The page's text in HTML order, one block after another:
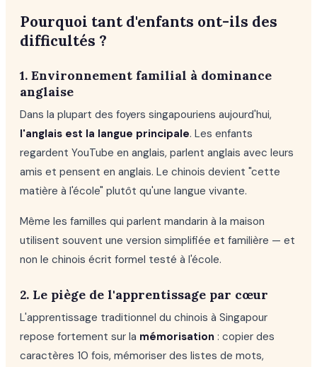
Pourquoi tant d'enfants ont-ils des
difficultés ?
1. Environnement familial à dominance
anglaise
Dans la plupart des foyers singapouriens aujourd'hui,
l'anglais est la langue principale. Les enfants
regardent YouTube en anglais, parlent anglais avec leurs
amis et pensent en anglais. Le chinois devient "cette
matière à l'école" plutôt qu'une langue vivante.
Même les familles qui parlent mandarin à la maison
utilisent souvent une version simplifiée et familière — et
non le chinois écrit formel testé à l'école.
2. Le piège de l'apprentissage par cœur
L'apprentissage traditionnel du chinois à Singapour
repose fortement sur la mémorisation : copier des
caractères 10 fois, mémoriser des listes de mots,